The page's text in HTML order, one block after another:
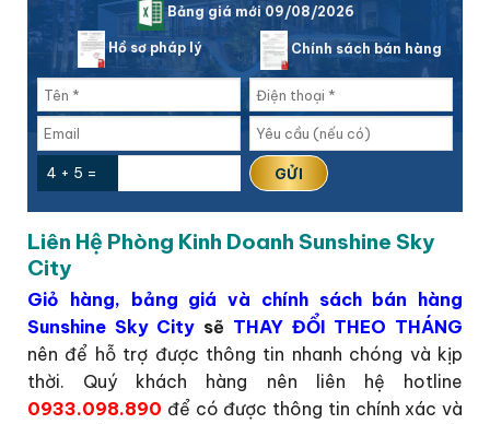
Bảng giá mới 09/08/2026
Hồ sơ pháp lý Chính sách bán hàng
4 + 5 =
Liên Hệ Phòng Kinh Doanh Sunshine Sky
City
Giỏ hàng, bảng giá và chính sách bán hàng
Sunshine Sky City sẽ THAY ĐỔI THEO THÁNG
nên để hỗ trợ được thông tin nhanh chóng và kịp
thời. Quý khách hàng nên liên hệ hotline
0933.098.890 để có được thông tin chính xác và